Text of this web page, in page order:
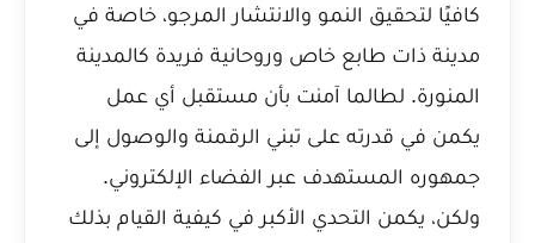
كافيًا لتحقيق النمو والانتشار المرجو، خاصة في
مدينة ذات طابع خاص وروحانية فريدة كالمدينة
المنورة. لطالما آمنت بأن مستقبل أي عمل
يكمن في قدرته على تبني الرقمنة والوصول إلى
جمهوره المستهدف عبر الفضاء الإلكتروني.
ولكن، يكمن التحدي الأكبر في كيفية القيام بذلك